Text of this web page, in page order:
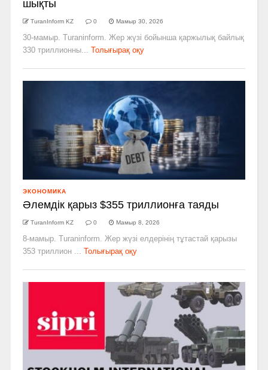
шықты
TuranInform KZ 0 Мамыр 30, 2026
30-мамыр. Turaninform. Жер жүзі бойынша қаржылық байлық
330 триллионны...
Толығырақ оқу
ЭКОНОМИКА
Әлемдік қарыз $355 триллионға таяды
TuranInform KZ 0 Мамыр 8, 2026
8-мамыр. Turaninform. Жер жүзі елдерінің тұтастай қарызы
353 триллион ...
Толығырақ оқу